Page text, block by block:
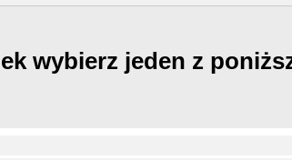
wybierz jeden z